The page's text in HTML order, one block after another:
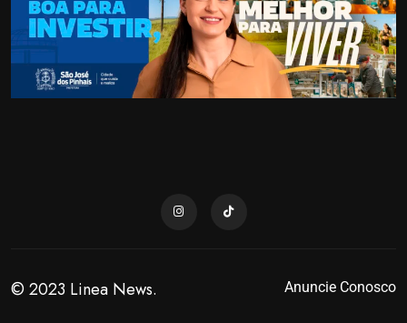
© 2023 Linea News. Anuncie Conosco